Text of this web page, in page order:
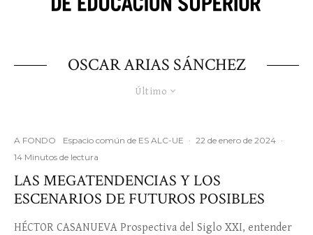
OSCAR ARIAS SÁNCHEZ
Último
A FONDO Espacio común de ES ALC-UE · 22 de enero de 2024 ·
14 Minutos de lectura
LAS MEGATENDENCIAS Y LOS
ESCENARIOS DE FUTUROS POSIBLES
HÉCTOR CASANUEVA Prospectiva del Siglo XXI, entender